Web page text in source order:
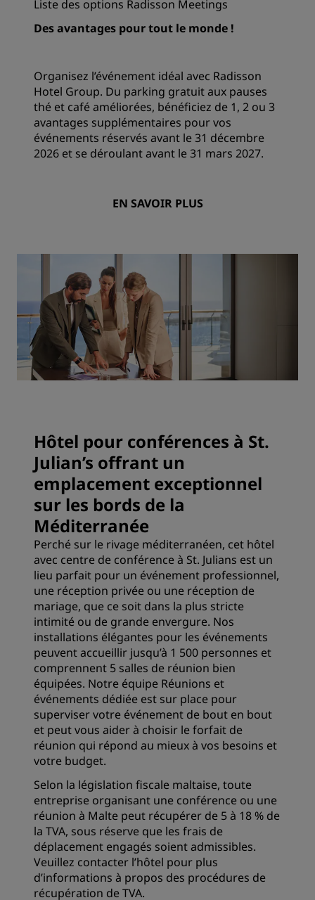
Liste des options Radisson Meetings
Des avantages pour tout le monde !
Organisez l’événement idéal avec Radisson
Hotel Group. Du parking gratuit aux pauses
thé et café améliorées, bénéficiez de 1, 2 ou 3
avantages supplémentaires pour vos
événements réservés avant le 31 décembre
2026 et se déroulant avant le 31 mars 2027.
EN SAVOIR PLUS
Hôtel pour conférences à St.
Julian’s offrant un
emplacement exceptionnel
sur les bords de la
Méditerranée
Perché sur le rivage méditerranéen, cet hôtel
avec centre de conférence à St. Julians est un
lieu parfait pour un événement professionnel,
une réception privée ou une réception de
mariage, que ce soit dans la plus stricte
intimité ou de grande envergure. Nos
installations élégantes pour les événements
peuvent accueillir jusqu’à 1 500 personnes et
comprennent 5 salles de réunion bien
équipées. Notre équipe Réunions et
événements dédiée est sur place pour
superviser votre événement de bout en bout
et peut vous aider à choisir le forfait de
réunion qui répond au mieux à vos besoins et
votre budget.
Selon la législation fiscale maltaise, toute
entreprise organisant une conférence ou une
réunion à Malte peut récupérer de 5 à 18 % de
la TVA, sous réserve que les frais de
déplacement engagés soient admissibles.
Veuillez contacter l’hôtel pour plus
d’informations à propos des procédures de
récupération de TVA.